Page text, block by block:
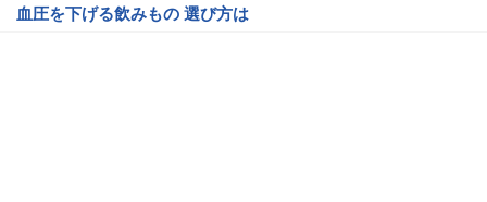
血圧を下げる飲みもの 選び方は